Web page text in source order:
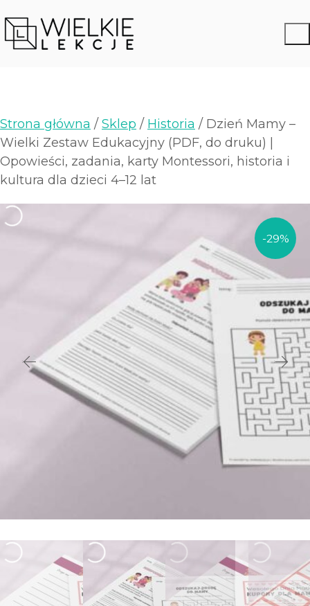
Strona główna / Sklep / Historia / Dzień Mamy –
Wielki Zestaw Edukacyjny (PDF, do druku) |
Opowieści, zadania, karty Montessori, historia i
kultura dla dzieci 4–12 lat
-29%